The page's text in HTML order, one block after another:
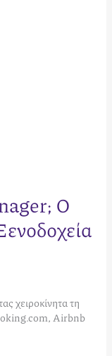
Ο
χειροκίνητα τη
Airbnb